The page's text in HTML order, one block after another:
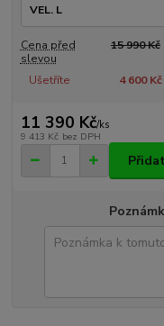
Cena před
slevou
15 990 Kč
Ušetříte 4 600 Kč
11 390 Kč/ks
9 413 Kč bez DPH